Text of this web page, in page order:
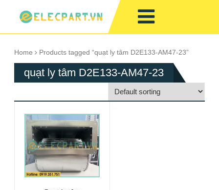
Home Products tagged “quạt ly tâm D2E133-AM47-23”
quạt ly tâm D2E133-AM47-23